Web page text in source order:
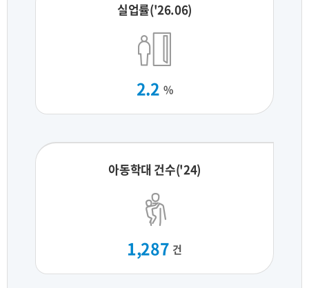
실업률('26.06)
2.2 %
아동학대 건수('24)
1,287 건